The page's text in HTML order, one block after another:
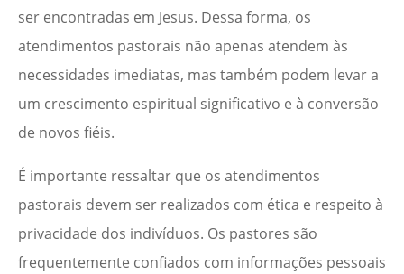
ser encontradas em Jesus. Dessa forma, os
atendimentos pastorais não apenas atendem às
necessidades imediatas, mas também podem levar a
um crescimento espiritual significativo e à conversão
de novos fiéis.
É importante ressaltar que os atendimentos
pastorais devem ser realizados com ética e respeito à
privacidade dos indivíduos. Os pastores são
frequentemente confiados com informações pessoais